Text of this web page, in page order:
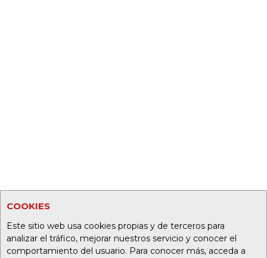
COOKIES
Este sitio web usa cookies propias y de terceros para
analizar el tráfico, mejorar nuestros servicio y conocer el
comportamiento del usuario. Para conocer más, acceda a